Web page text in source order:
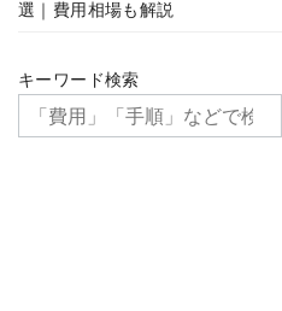
選｜費用相場も解説
キーワード検索